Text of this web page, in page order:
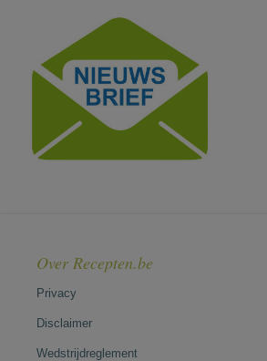
Over Recepten.be
Privacy
Disclaimer
Wedstrijdreglement